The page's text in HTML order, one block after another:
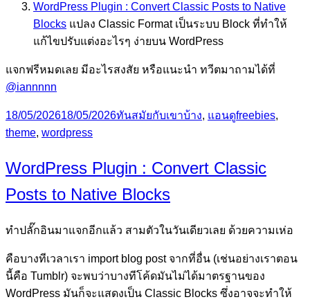
WordPress Plugin : Convert Classic Posts to Native
Blocks แปลง Classic Format เป็นระบบ Block ที่ทำให้
แก้ไขปรับแต่งอะไรๆ ง่ายบน WordPress
แจกฟรีหมดเลย มีอะไรสงสัย หรือแนะนำ ทวีตมาถามได้ที่
@iannnnn
Posted
on
18/05/202618/05/2026Categories
ทันสมัยกับเขาบ้าง, แอนดูTags
freebies,
theme, wordpress
WordPress Plugin : Convert Classic
Posts to Native Blocks
ทำปลั๊กอินมาแจกอีกแล้ว สามตัวในวันเดียวเลย ด้วยความเห่อ
คือบางทีเวลาเรา import blog post จากที่อื่น (เช่นอย่างเราตอน
นี้คือ Tumblr) จะพบว่าบางทีโค้ดมันไม่ได้มาตรฐานของ
WordPress มันก็จะแสดงเป็น Classic Blocks ซึ่งอาจจะทำให้